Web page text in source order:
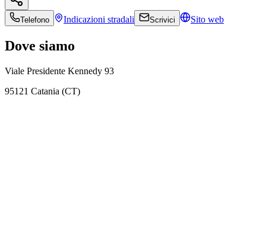
Telefono Indicazioni stradali Scrivici Sito web
Dove siamo
Viale Presidente Kennedy 93
95121 Catania (CT)